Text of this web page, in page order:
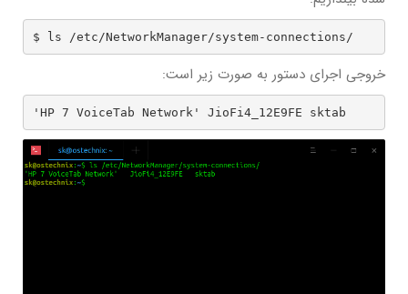
$ ls /etc/NetworkManager/system-connections/
خروجی اجرای دستور به صورت زیر است:
'HP 7 VoiceTab Network' JioFi4_12E9FE sktab